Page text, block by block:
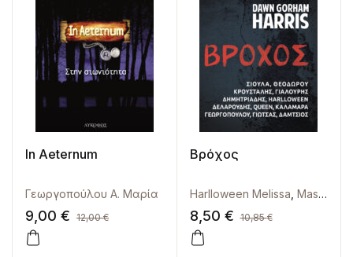
In Aeternum
Γεωργοπούλου Α. Μαρία
9,00 € 12,00€
Βρόχος
Harlloween Melissa Masterton Graham
8,50 € 10,85€